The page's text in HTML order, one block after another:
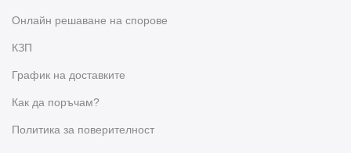
Oнлайн решаване на спорове
КЗП
График на доставките
Как да поръчам?
Политика за поверителност